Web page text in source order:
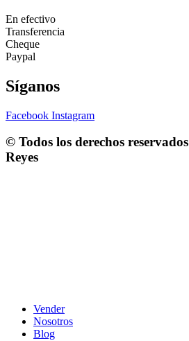
En efectivo
Transferencia
Cheque
Paypal
Síganos
Facebook Instagram
© Todos los derechos reservados
Reyes
Vender
Nosotros
Blog